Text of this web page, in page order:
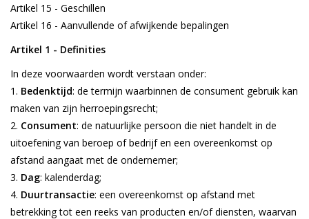
Artikel 15 - Geschillen
Artikel 16 - Aanvullende of afwijkende bepalingen
Artikel 1 - Definities
In deze voorwaarden wordt verstaan onder:
Bedenktijd: de termijn waarbinnen de consument gebruik kan
maken van zijn herroepingsrecht;
Consument: de natuurlijke persoon die niet handelt in de
uitoefening van beroep of bedrijf en een overeenkomst op
afstand aangaat met de ondernemer;
Dag: kalenderdag;
Duurtransactie: een overeenkomst op afstand met
betrekking tot een reeks van producten en/of diensten, waarvan